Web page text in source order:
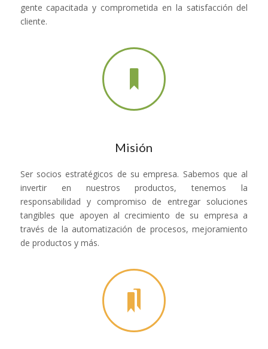
gente capacitada y comprometida en la satisfacción del
cliente.
Misión
Ser socios estratégicos de su empresa. Sabemos que al
invertir en nuestros productos, tenemos la
responsabilidad y compromiso de entregar soluciones
tangibles que apoyen al crecimiento de su empresa a
través de la automatización de procesos, mejoramiento
de productos y más.